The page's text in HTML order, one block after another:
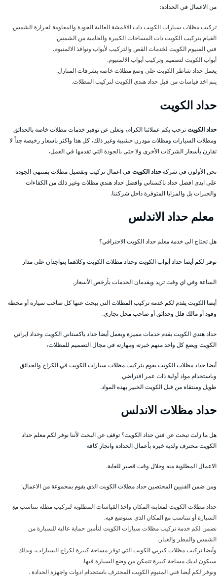
من الاعمال في الحدادة:
تركيب مظلات سيارات الكويت ذات الاقمشة العالية الجودة والمقاومة لحرارة الشمس.
القيام بتركيب الكويت ذات المساحات الكبيرة والحامية من الشمس.
فني المنيوم الكويت لخدمات القص والتركيب لأبواب ونوافذ الالمنيوم.
أبواب الكويت لتصميم وتركيب أبواب الالمنيوم.
يعمل حداد شاطر الكويت على وضع مظلات خاصة بشرفات المنازل.
يتم اخذ قياسات من قبل حداد هندي الكويت لتركيب المظلات.
حداد الكويت
حداد الكويتترحب بكم عملائنا الكرام، وتعلن عن توفير خدمات مظلات خاصة بالحدائق
ومظلات السيارات ومظلات مودرن خشبية وغير ذلك، كل هذا واكثر باسعار رخيصة جداً لا
تقارن بأسعار الشركات الأخرى ولا حتى بالجودة التي تقدمها في العمل،
نحن الأولون في شركةحداد الكويت في اعمال تركيب وتفصيل مظلات بمنتهى الجودة
على ايدى افضل حداد باكستاني وافضل حداد هندي مظلات وغير ذلك من الكفاءات
والخبرات بل والمزايا المتوفرة داخل شركتنا.
معلم حداد الاندلس
هل تحتاج الى خدمة معلم حداد الكويت الاحترافي؟
نوفر لكم أيضا حداد أبواب الكويت وحداد مظلات الكويت وكلاهما يتواجدان على مدار
الساعة وفي اي وقت تريد ويقدمان الخدمات بأرخص الأسعار.
أيضا الكويت يقدم لكم خدمة تركيب المظلات التي يبحث عنها كل صاحب سيارة أو محطة
وقود أو مالك فلل وحدائق أو صاحب محل تجاري.
حداد هندي الكويت يقدم خدمات مميزة ويعمل أيضا حداد باكستاني الكويت وحداد ايراني
الكويت ويضع كل واحد منهم خبرته ومهارته في مجال التصميم للمظلات،
أيضا حداد مظلات الكويت يقوم بتركيب مظلات سيارات الكويت في الكراج والحدائق
وباستخدام مواد أولية ذات عمر افتراضي
طويل ومنتقاة من قبل الكويت الخبير بهذه المواد.
حداد مظلات الاندلس
هل ما زلت تبحث عن فني حداد الكويت؟ توقف عن البحث لأننا نوفر لكم معلم حداد
الكويت محترف ولديه خبرة بأعمال الحدادة وانجاز كافة
الاعمال المطلوبة منه وخلال وقت قصير للغاية.
ومن ضمن الفنيين المختصين حداد مظلات الكويت الذي يقوم بمجموعة من الاعمال:
حداد مظلات الكويت لمعاينة المكان واخذ القياسات المطلوبة لتركيب مظلة تتناسب مع
السيارة أو تتناسب مع المكان الذي ستوضع فيه.
نضمن لكم خدمة تركيب مظلات سيارات الكويت لتأمين حماية عالية للسيارة من
الشمس والمطر والغبار.
وأيضا تركيب مظلات كيربي الكويت التي توفر مساحة كبيرة لكراج السيارات، وبذلك
سيكون لديك مساحة كبيرة تتمكن من وضع السيارة فيها.
ونوفر لكم أيضا فني المنيوم الكويت المحترف باستخدام ادوات واجهزة الحدادة .